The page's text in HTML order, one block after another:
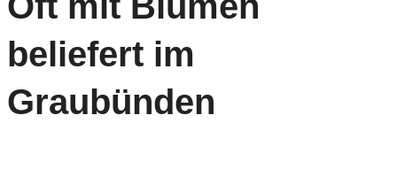
beliefert im
Graubünden